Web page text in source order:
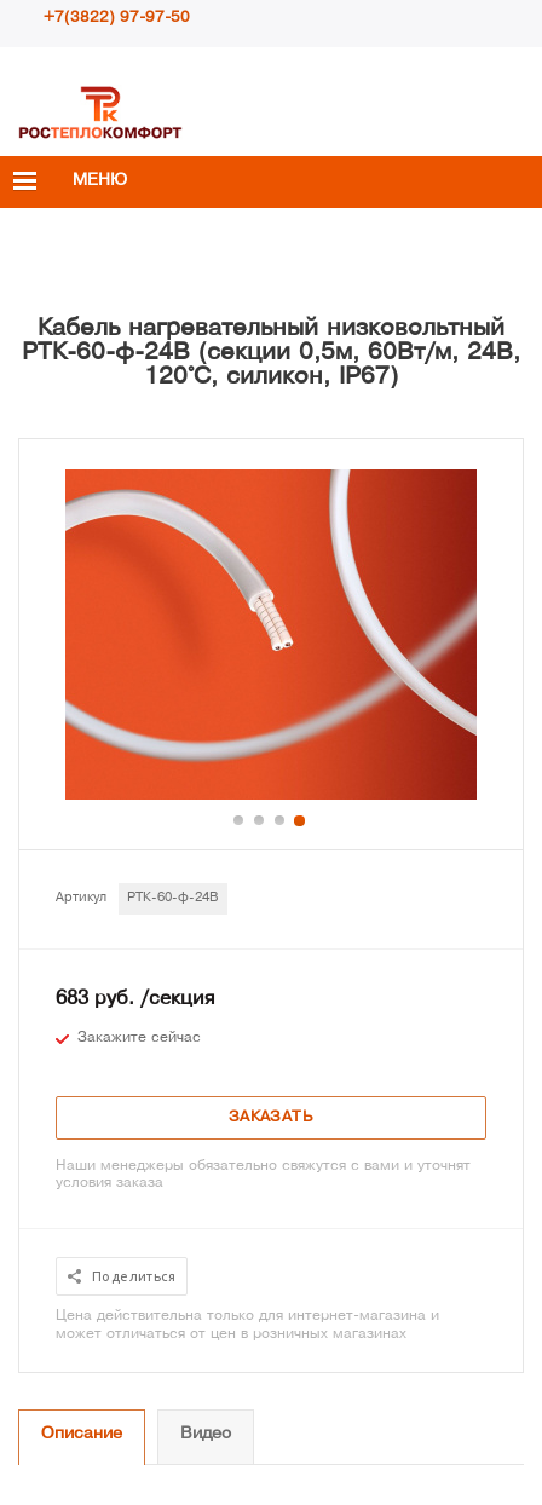
+7(3822) 97-97-50
info@rosteplokomfort.ru
МЕНЮ
Кабель нагревательный низковольтный
РТК-60-ф-24В (секции 0,5м, 60Вт/м, 24В,
120°С, силикон, IP67)
Артикул РТК-60-ф-24В
683 руб. /секция
Закажите сейчас
ЗАКАЗАТЬ
Наши менеджеры обязательно свяжутся с вами и уточнят
условия заказа
Поделиться
Цена действительна только для интернет-магазина и
может отличаться от цен в розничных магазинах
Описание Видео